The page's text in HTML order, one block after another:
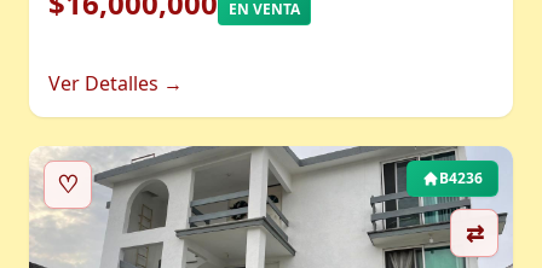
EN VENTA
Ver Detalles →
♡
⇄
B4236